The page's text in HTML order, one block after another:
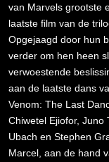
van Marvels grootste
laatste film van de
Opgejaagd door hun
verder om hen heen
verwoestende
aan de laatste dans
Venom: The Last
Chiwetel Ejiofor, Juno
Ubach en Stephen
Marcel, aan de hand